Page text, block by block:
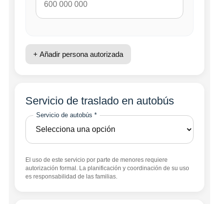
+ Añadir persona autorizada
Servicio de traslado en autobús
Servicio de autobús *
El uso de este servicio por parte de menores requiere
autorización formal. La planificación y coordinación de su uso
es responsabilidad de las familias.